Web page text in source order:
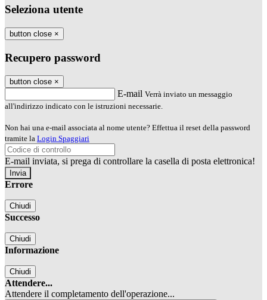
Seleziona utente
button close ×
Recupero password
button close ×
E-mail Verrà inviato un messaggio
all'indirizzo indicato con le istruzioni necessarie.
Non hai una e-mail associata al nome utente? Effettua il reset della password
tramite la Login Spaggiari
E-mail inviata, si prega di controllare la casella di posta elettronica!
Errore
Chiudi
Successo
Chiudi
Informazione
Chiudi
Attendere...
Attendere il completamento dell'operazione...